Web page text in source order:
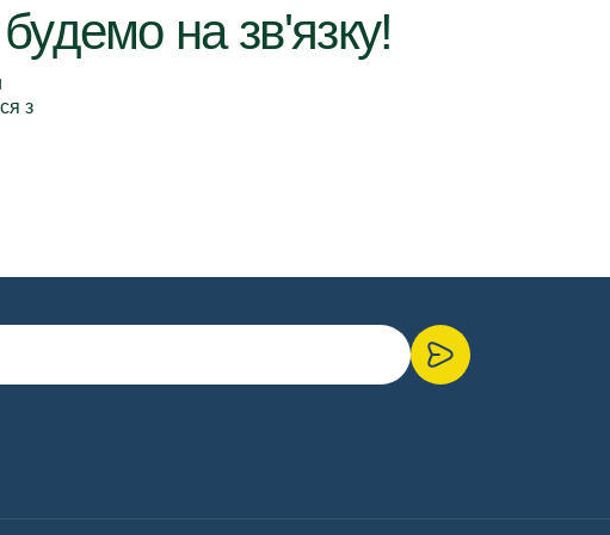
будемо на зв'язку!
з